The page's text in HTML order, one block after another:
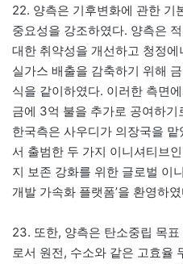
22. 양측은 기후변화에 관한 기
중요성을 강조하였다. 양측은
대한 취약성을 개선하고 청정
실가스 배출을 감축하기 위해
식을 같이하였다. 이러한 측면
금에 3억 불을 추가로 공여하
한국측은 사우디가 의장국을
서 출범한 두 가지 이니셔티브
지 보존 강화를 위한 글로벌 이
개발 가속화 플랫폼’을 환영하
23. 또한, 양측은 탄소중립 목
로서 원전, 수소와 같은 고효율